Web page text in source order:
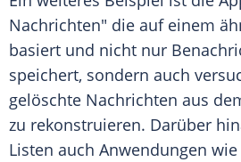
Nachrichten" die auf einem
basiert und nicht nur
speichert, sondern auch
gelöschte Nachrichten aus
zu rekonstruieren. Darüber
Listen auch Anwendungen